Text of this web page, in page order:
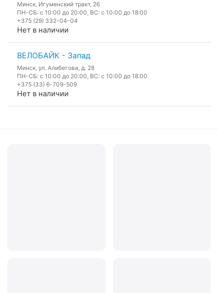
Минск, Игуменский тракт, 26
ПН-СБ: с 10:00 до 20:00, ВС: с 10:00 до 18:00
+375 (29) 332-04-04
Нет в наличии
ВЕЛОБАЙК - Запад
Минск, ул. Алибегова, д. 28
ПН-СБ: с 10:00 до 20:00, ВС: с 10:00 до 18:00
+375 (33) 6-709-509
Нет в наличии